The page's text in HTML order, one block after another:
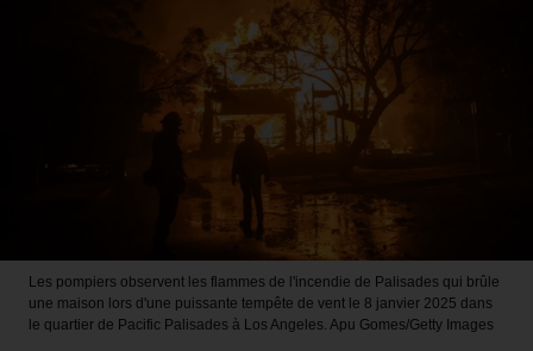
Les pompiers observent les flammes de l'incendie de Palisades qui brûle
une maison lors d'une puissante tempête de vent le 8 janvier 2025 dans
le quartier de Pacific Palisades à Los Angeles. Apu Gomes/Getty Images